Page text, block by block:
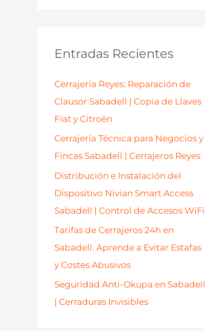
rEntradas Recientes
Cerrajería Reyes: Reparación de
Clausor Sabadell | Copia de Llaves
Fiat y Citroën
Cerrajería Técnica para Negocios y
Fincas Sabadell | Cerrajeros Reyes
Distribución e Instalación del
Dispositivo Nivian Smart Access
Sabadell | Control de Accesos WiFi
Tarifas de Cerrajeros 24h en
Sabadell. Aprende a Evitar Estafas
y Costes Abusivos
Seguridad Anti-Okupa en Sabadell
| Cerraduras Invisibles